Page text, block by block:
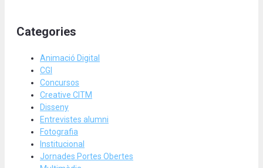
Categories
Animació Digital
CGI
Concursos
Creative CITM
Disseny
Entrevistes alumni
Fotografia
Institucional
Jornades Portes Obertes